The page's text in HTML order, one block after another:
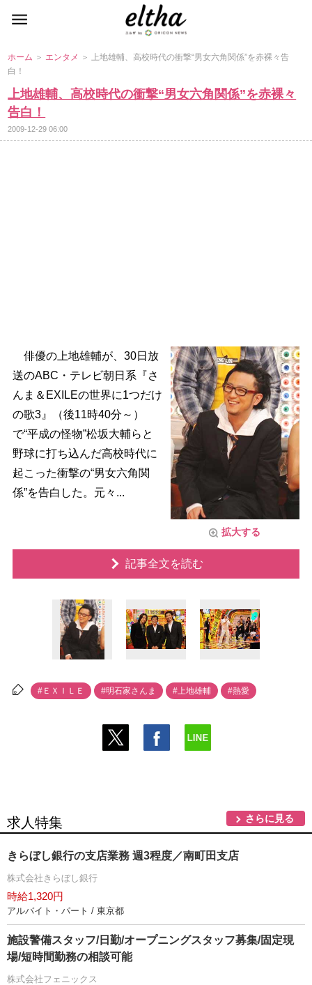
ホーム ＞ エンタメ ＞ 上地雄輔、高校時代の衝撃“男女六角関係”を赤裸々告
白！
上地雄輔、高校時代の衝撃“男女六角関係”を赤裸々
告白！
2009-12-29 06:00
拡大する
俳優の上地雄輔が、30日放
送のABC・テレビ朝日系『さ
んま＆EXILEの世界に1つだけ
の歌3』（後11時40分～）
で“平成の怪物”松坂大輔らと
野球に打ち込んだ高校時代に
起こった衝撃の“男女六角関
係”を告白した。元々...
記事全文を読む
#ＥＸＩＬＥ #明石家さんま #上地雄輔 #熱愛
求人特集 さらに見る
きらぼし銀行の支店業務 週3程度／南町田支店
株式会社きらぼし銀行
時給1,320円
アルバイト・パート / 東京都
施設警備スタッフ/日勤/オープニングスタッフ募集/固定現
場/短時間勤務の相談可能
株式会社フェニックス